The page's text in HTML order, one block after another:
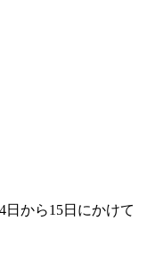
から15日にかけて